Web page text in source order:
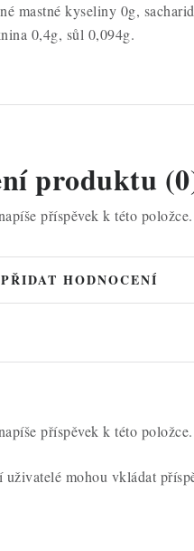
mastné kyseliny 0g,
0,4g, sůl 0,094g.
produktu
příspěvek k této položce.
PŘIDAT HODNOCENÍ
příspěvek k této položce.
uživatelé mohou vkládat